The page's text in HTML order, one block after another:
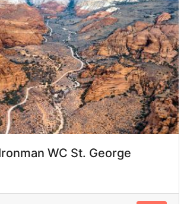
WC St. George